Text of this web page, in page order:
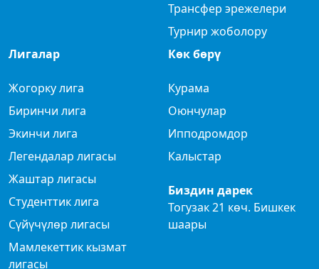
Трансфер эрежелери
Турнир жоболору
Лигалар
Жогорку лига
Биринчи лига
Экинчи лига
Легендалар лигасы
Жаштар лигасы
Студенттик лига
Сүйүчүлөр лигасы
Мамлекеттик кызмат
лигасы
Көк бөрү
Курама
Оюнчулар
Ипподромдор
Калыстар
Биздин дарек
Тогузак 21 көч. Бишкек
шаары